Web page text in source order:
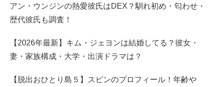
アン・ウンジンの熱愛彼氏はDEX？馴れ初め・匂わせ・
歴代彼氏も調査！
【2026年最新】キム・ジェヨンは結婚してる？彼女・
妻・家族構成・大学・出演ドラマは？
【脱出おひとり島５】スビンのプロフィール！年齢や